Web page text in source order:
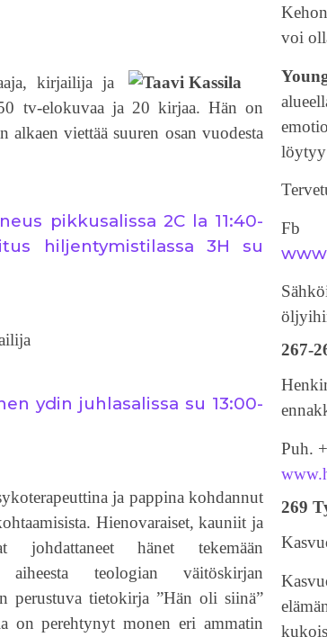
kirjailija ja
tv-elokuvaa ja 20 kirjaa. Hän on
alkaen viettää suuren osan vuodesta
pikkusalissa 2C la 11:40-
hiljentymistilassa 3H su
ydin juhlasalissa su 13:00-
ja pappina kohdannut
Hienovaraiset, kauniit ja
johdattaneet hänet tekemään
aiheesta teologian väitöskirjan
perustuva tietokirja ”Hän oli siinä”
on perehtynyt monen eri ammatin
voi
löytyy
267-
Puh.
269